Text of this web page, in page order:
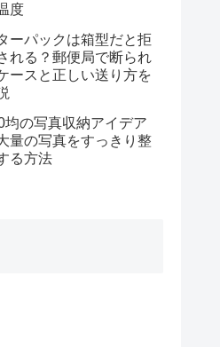
度
ーパックは箱型だと拒
れる？郵便局で断られ
ースと正しい送り方を
均の写真収納アイデア
大量の写真をすっきり整
る方法